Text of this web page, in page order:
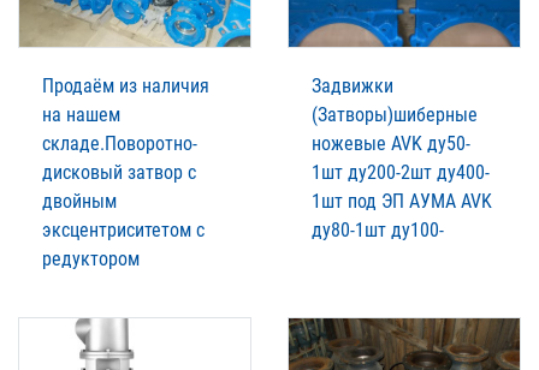
Продаём из наличия
на нашем
складе.Поворотно-
дисковый затвор с
двойным
эксцентриситетом с
редуктором
Задвижки
(Затворы)шиберные
ножевые AVK ду50-
1шт ду200-2шт ду400-
1шт под ЭП АУМА AVK
ду80-1шт ду100-